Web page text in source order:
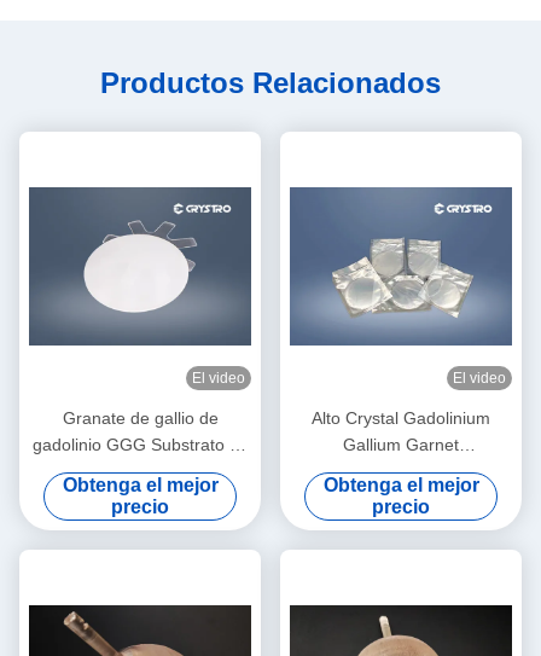
Productos Relacionados
El video
Granate de gallio de
gadolinio GGG Substrato de
cristal único para película
YIG y BIG
Obtenga el mejor
precio
El video
Alto Crystal Gadolinium
Gallium Garnet
magnetoóptico mecánico
Obtenga el mejor
precio